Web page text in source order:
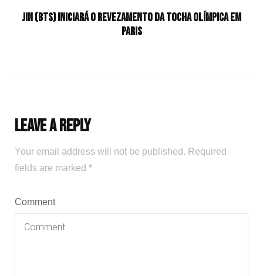
Jin (BTS) iniciará o revezamento da tocha olímpica em
Paris
Leave a Reply
Your email address will not be published. Required
fields are marked *
Comment